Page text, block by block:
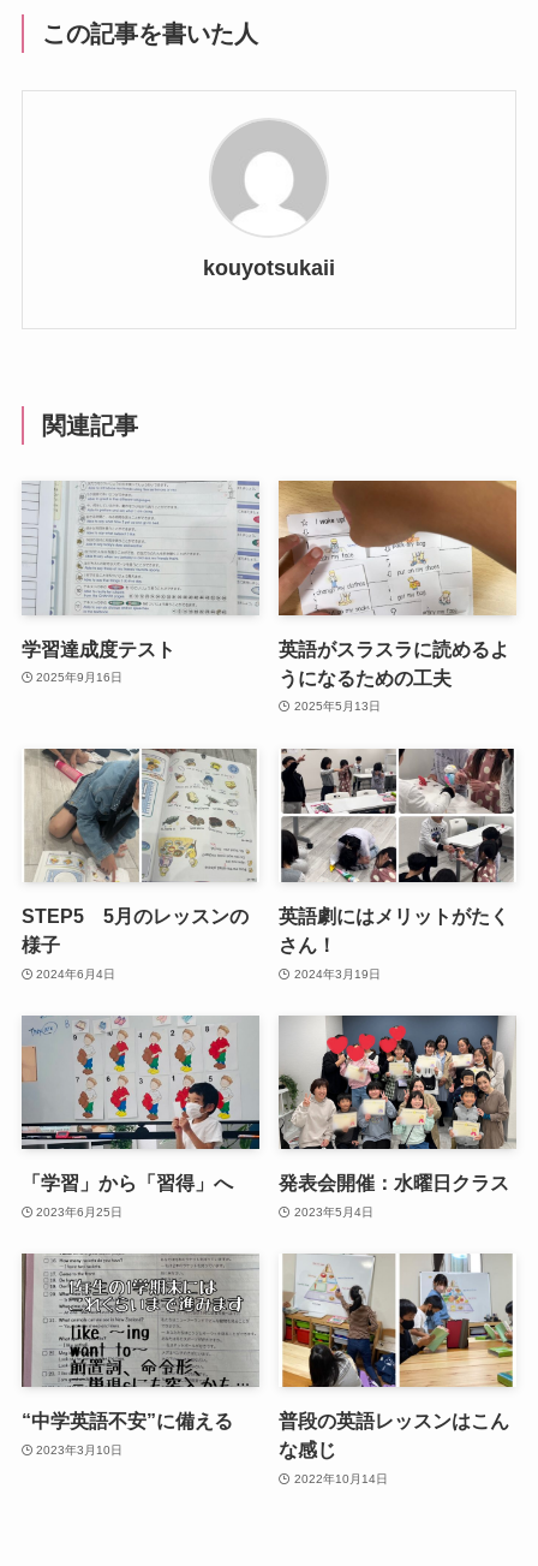
この記事を書いた人
kouyotsukaii
関連記事
学習達成度テスト
2025年9月16日
英語がスラスラに読めるよ
うになるための工夫
2025年5月13日
STEP5 5月のレッスンの
様子
2024年6月4日
英語劇にはメリットがたく
さん！
2024年3月19日
「学習」から「習得」へ
2023年6月25日
発表会開催：水曜日クラス
2023年5月4日
“中学英語不安”に備える
2023年3月10日
普段の英語レッスンはこん
な感じ
2022年10月14日